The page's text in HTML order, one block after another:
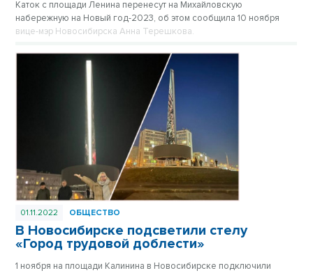
Каток с площади Ленина перенесут на Михайловскую
набережную на Новый год-2023, об этом сообщила 10 ноября
вице-мэр Новосибирска Анна Терешкова.
01.11.2022 ОБЩЕСТВО
В Новосибирске подсветили стелу
«Город трудовой доблести»
1 ноября на площади Калинина в Новосибирске подключили